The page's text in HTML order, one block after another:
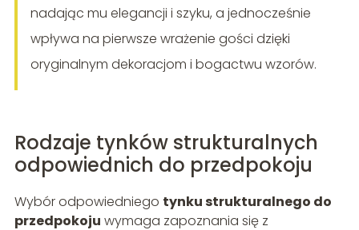
nadając mu elegancji i szyku, a jednocześnie
wpływa na pierwsze wrażenie gości dzięki
oryginalnym dekoracjom i bogactwu wzorów.
Rodzaje tynków strukturalnych
odpowiednich do przedpokoju
Wybór odpowiedniego tynku strukturalnego do
przedpokoju wymaga zapoznania się z